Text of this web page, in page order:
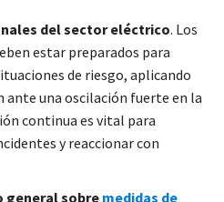
del sector eléctrico. Los
estar preparados para
de riesgo, aplicando
ante una oscilación fuerte en la
continua es vital para
y reaccionar con
general sobre medidas de